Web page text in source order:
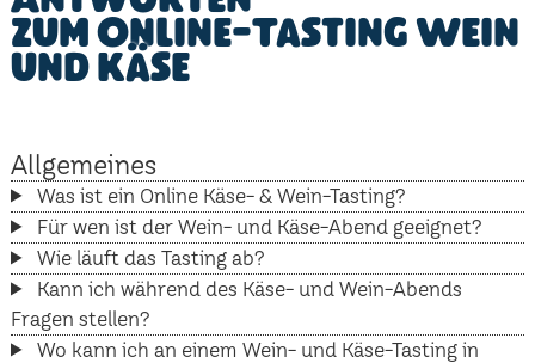
zum Online-Tasting Wein
und Käse
Allgemeines
Was ist ein Online Käse- & Wein-Tasting?
Für wen ist der Wein- und Käse-Abend geeignet?
Wie läuft das Tasting ab?
Kann ich während des Käse- und Wein-Abends
Fragen stellen?
Wo kann ich an einem Wein- und Käse-Tasting in